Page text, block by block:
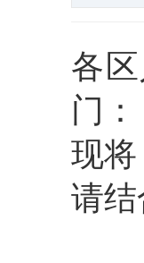
各
门：
现
请